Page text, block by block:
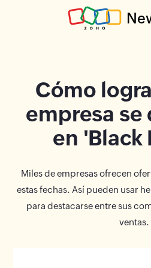
Cómo
empresa se
en 'Black
Miles de empresas ofrecen
estas fechas. Así pueden usar
para destacarse entre sus
ventas.